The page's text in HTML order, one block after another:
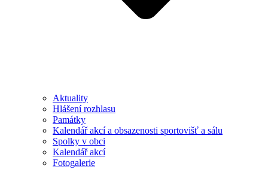
Aktuality
Hlášení rozhlasu
Památky
Kalendář akcí a obsazenosti sportovišť a sálu
Spolky v obci
Kalendář akcí
Fotogalerie